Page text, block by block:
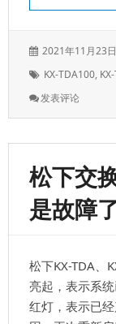
发
于：
2021年11月23日
标
KX-TDA100,
发表评论: 松
换
设
置
长
途
这
个
以
松下交
是故障
松下KX-TDA、
亮起，表示系
红灯，表示已